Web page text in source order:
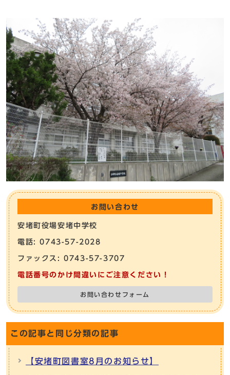
お問い合わせ
安堵町役場安堵中学校
電話: 0743-57-2028
ファックス: 0743-57-3707
電話番号のかけ間違いにご注意ください！
お問い合わせフォーム
この記事と同じ分類の記事
【安堵町図書室8月のお知らせ】